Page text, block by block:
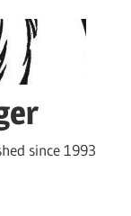
since 1993